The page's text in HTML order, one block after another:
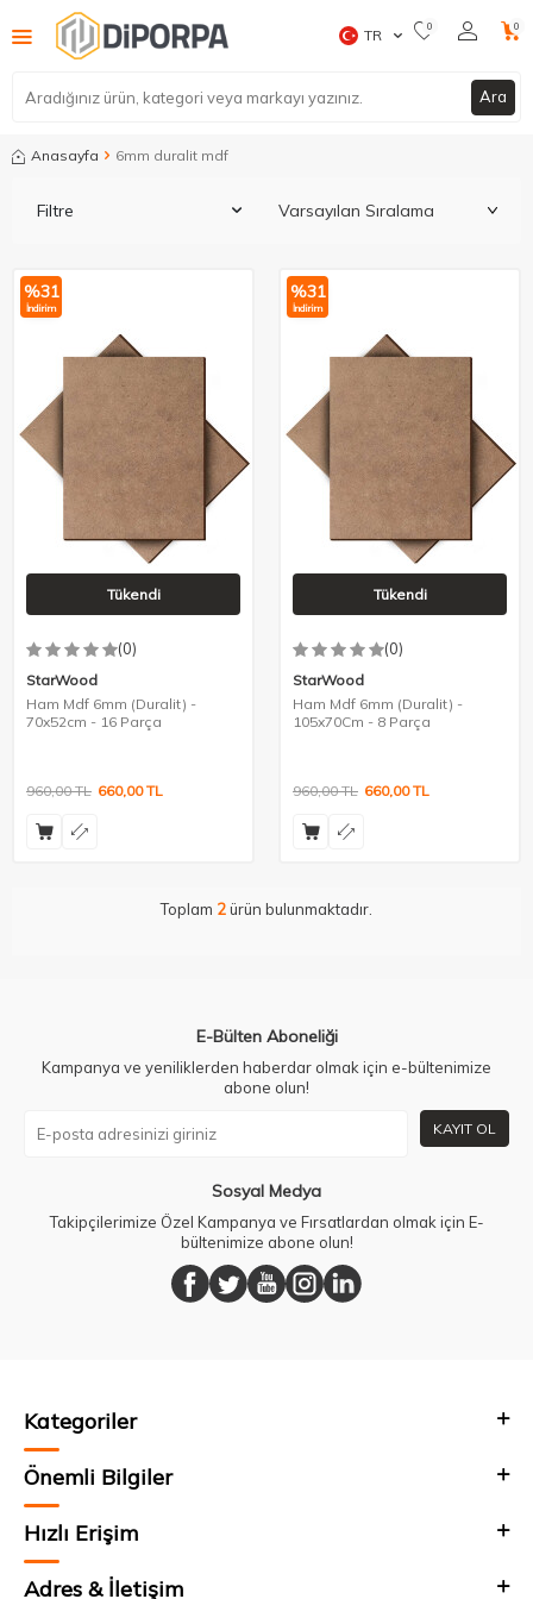
Ara
TR 0 0
Anasayfa 6mm duralit mdf
Filtre
%31
İndirim
Tükendi
(0)
StarWood
Ham Mdf 6mm (Duralit) -
70x52cm - 16 Parça
960,00TL 660,00TL
%31
İndirim
Tükendi
(0)
StarWood
Ham Mdf 6mm (Duralit) -
105x70Cm - 8 Parça
960,00TL 660,00TL
Toplam 2ürün bulunmaktadır.
E-Bülten Aboneliği
Kampanya ve yeniliklerden haberdar olmak için e-bültenimize
abone olun!
KAYIT OL
Sosyal Medya
Takipçilerimize Özel Kampanya ve Fırsatlardan olmak için E-
bültenimize abone olun!
Kategoriler
Önemli Bilgiler
Hızlı Erişim
Adres & İletişim